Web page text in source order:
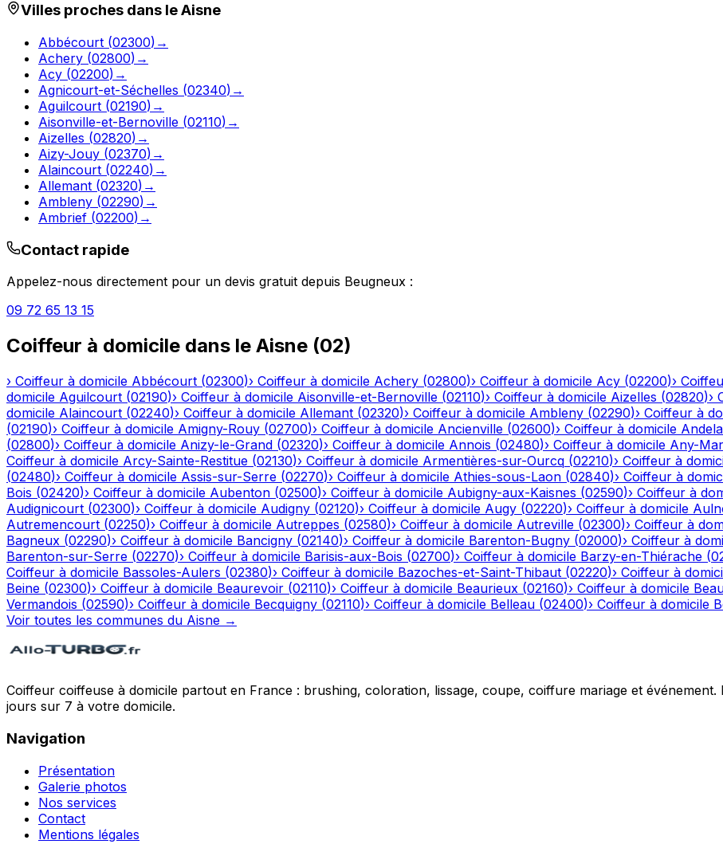
Villes proches dans leAisne
Abbécourt (02300) →
Achery (02800) →
Acy (02200) →
Agnicourt-et-Séchelles (02340) →
Aguilcourt (02190) →
Aisonville-et-Bernoville (02110) →
Aizelles (02820) →
Aizy-Jouy (02370) →
Alaincourt (02240) →
Allemant (02320) →
Ambleny (02290) →
Ambrief (02200) →
Contact rapide
Appelez-nous directement pour un devis gratuit depuis Beugneux :
09 72 65 13 15
Coiffeur à domicile dans le Aisne (02)
› Coiffeur à domicile Abbécourt (02300)› Coiffeur à domicile Achery (02800)› Coiffeur à domicile Acy (02200)›
domicile Aguilcourt (02190)› Coiffeur à domicile Aisonville-et-Bernoville (02110)› Coiffeur à domicile Aizelles (02820)›
domicile Alaincourt (02240)› Coiffeur à domicile Allemant (02320)› Coiffeur à domicile Ambleny (02290)› Coiffeur à
(02190)› Coiffeur à domicile Amigny-Rouy (02700)› Coiffeur à domicile Ancienville (02600)› Coiffeur à domicile
(02800)› Coiffeur à domicile Anizy-le-Grand (02320)› Coiffeur à domicile Annois (02480)› Coiffeur à domicile Any-
Coiffeur à domicile Arcy-Sainte-Restitue (02130)› Coiffeur à domicile Armentières-sur-Ourcq (02210)› Coiffeur à
(02480)› Coiffeur à domicile Assis-sur-Serre (02270)› Coiffeur à domicile Athies-sous-Laon (02840)› Coiffeur à
Bois (02420)› Coiffeur à domicile Aubenton (02500)› Coiffeur à domicile Aubigny-aux-Kaisnes (02590)› Coiffeur à
Audignicourt (02300)› Coiffeur à domicile Audigny (02120)› Coiffeur à domicile Augy (02220)› Coiffeur à domicile
Autremencourt (02250)› Coiffeur à domicile Autreppes (02580)› Coiffeur à domicile Autreville (02300)› Coiffeur à
Bagneux (02290)› Coiffeur à domicile Bancigny (02140)› Coiffeur à domicile Barenton-Bugny (02000)› Coiffeur à
Barenton-sur-Serre (02270)› Coiffeur à domicile Barisis-aux-Bois (02700)› Coiffeur à domicile Barzy-en-Thiérache (
Coiffeur à domicile Bassoles-Aulers (02380)› Coiffeur à domicile Bazoches-et-Saint-Thibaut (02220)› Coiffeur à
Beine (02300)› Coiffeur à domicile Beaurevoir (02110)› Coiffeur à domicile Beaurieux (02160)› Coiffeur à domicile
Vermandois (02590)› Coiffeur à domicile Becquigny (02110)› Coiffeur à domicile Belleau (02400)› Coiffeur à domicile
Voir toutes les communes du Aisne →
Coiffeur coiffeuse à domicile partout en France : brushing, coloration, lissage, coupe, coiffure mariage et
jours sur 7 à votre domicile.
Navigation
Présentation
Galerie photos
Nos services
Contact
Mentions légales